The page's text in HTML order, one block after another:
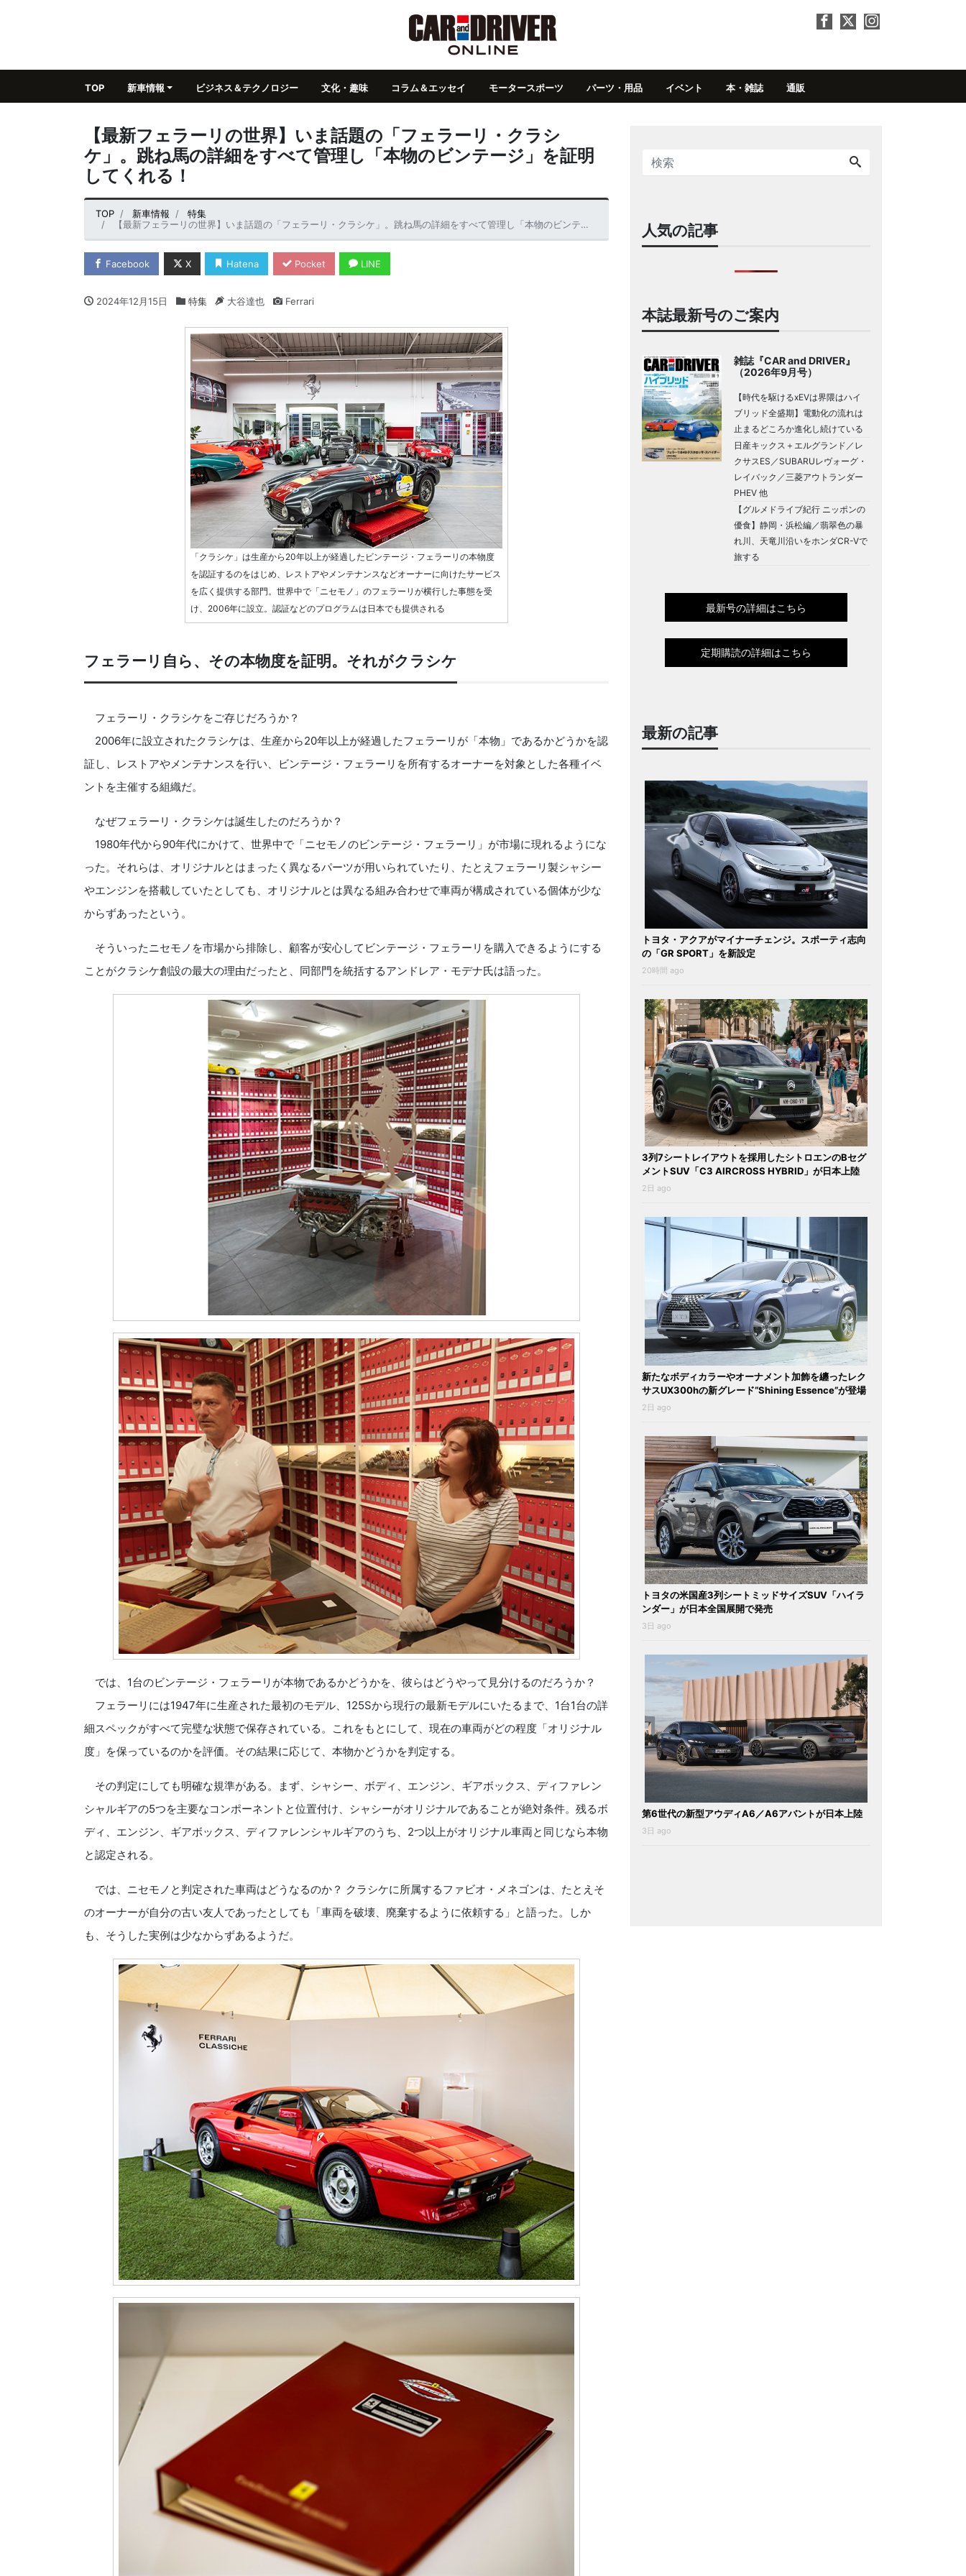
TOP 新車情報 ビジネス＆テクノロジー 文化・趣味 コラム＆エッセイ モータースポーツ パーツ・用品 イベント 本・雑誌 通販
【最新フェラーリの世界】いま話題の「フェラーリ・クラシ
ケ」。跳ね馬の詳細をすべて管理し「本物のビンテージ」を証明
してくれる！
TOP 新車情報
特集
【最新フェラーリの世界】いま話題の「フェラーリ・クラシケ」。跳ね馬の詳細をすべて管理し「本物のビンテージ」を証明してくれる！
Facebook X Hatena Pocket LINE
2024年12月15日 特集 大谷達也 Ferrari
「クラシケ」は生産から20年以上が経過したビンテージ・フェラーリの本物度
を認証するのをはじめ、レストアやメンテナンスなどオーナーに向けたサービス
を広く提供する部門。世界中で「ニセモノ」のフェラーリが横行した事態を受
け、2006年に設立。認証などのプログラムは日本でも提供される
フェラーリ自ら、その本物度を証明。それがクラシケ
フェラーリ・クラシケをご存じだろうか？
2006年に設立されたクラシケは、生産から20年以上が経過したフェラーリが「本物」であるかどうかを認
証し、レストアやメンテナンスを行い、ビンテージ・フェラーリを所有するオーナーを対象とした各種イベ
ントを主催する組織だ。
なぜフェラーリ・クラシケは誕生したのだろうか？
1980年代から90年代にかけて、世界中で「ニセモノのビンテージ・フェラーリ」が市場に現れるようにな
った。それらは、オリジナルとはまったく異なるパーツが用いられていたり、たとえフェラーリ製シャシー
やエンジンを搭載していたとしても、オリジナルとは異なる組み合わせで車両が構成されている個体が少な
からずあったという。
そういったニセモノを市場から排除し、顧客が安心してビンテージ・フェラーリを購入できるようにする
ことがクラシケ創設の最大の理由だったと、同部門を統括するアンドレア・モデナ氏は語った。
では、1台のビンテージ・フェラーリが本物であるかどうかを、彼らはどうやって見分けるのだろうか？
フェラーリには1947年に生産された最初のモデル、125Sから現行の最新モデルにいたるまで、1台1台の詳
細スペックがすべて完璧な状態で保存されている。これをもとにして、現在の車両がどの程度「オリジナル
度」を保っているのかを評価。その結果に応じて、本物かどうかを判定する。
その判定にしても明確な規準がある。まず、シャシー、ボディ、エンジン、ギアボックス、ディファレン
シャルギアの5つを主要なコンポーネントと位置付け、シャシーがオリジナルであることが絶対条件。残るボ
ディ、エンジン、ギアボックス、ディファレンシャルギアのうち、2つ以上がオリジナル車両と同じなら本物
と認定される。
では、ニセモノと判定された車両はどうなるのか？ クラシケに所属するファビオ・メネゴンは、たとえそ
のオーナーが自分の古い友人であったとしても「車両を破壊、廃棄するように依頼する」と語った。しか
も、そうした実例は少なからずあるようだ。
人気の記事
本誌最新号のご案内
雑誌『CAR and DRIVER』
（2026年9月号）
【時代を駆けるxEVは界隈はハイ
ブリッド全盛期】電動化の流れは
止まるどころか進化し続けている
日産キックス＋エルグランド／レ
クサスES／SUBARUレヴォーグ・
レイバック／三菱アウトランダー
PHEV 他
【グルメドライブ紀行 ニッポンの
優食】静岡・浜松編／翡翠色の暴
れ川、天竜川沿いをホンダCR-Vで
旅する
最新号の詳細はこちら
定期購読の詳細はこちら
最新の記事
トヨタ・アクアがマイナーチェンジ。スポーティ志向
の「GR SPORT」を新設定
20時間 ago
3列7シートレイアウトを採用したシトロエンのBセグ
メントSUV「C3 AIRCROSS HYBRID」が日本上陸
2日 ago
新たなボディカラーやオーナメント加飾を纏ったレク
サスUX300hの新グレード“Shining Essence”が登場
2日 ago
トヨタの米国産3列シートミッドサイズSUV「ハイラ
ンダー」が日本全国展開で発売
3日 ago
第6世代の新型アウディA6／A6アバントが日本上陸
3日 ago